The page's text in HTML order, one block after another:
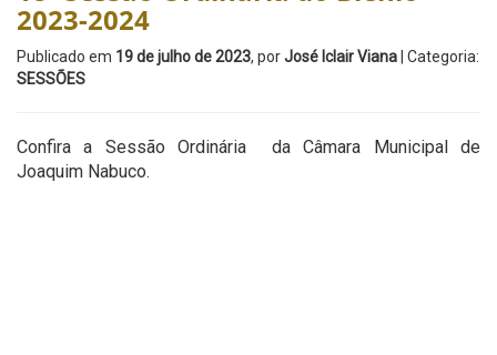
2023-2024
Publicado em 19 de julho de 2023, porJosé Iclair Viana | Categoria:
SESSÕES
Confira a Sessão Ordinária da Câmara Municipal de
Joaquim Nabuco.